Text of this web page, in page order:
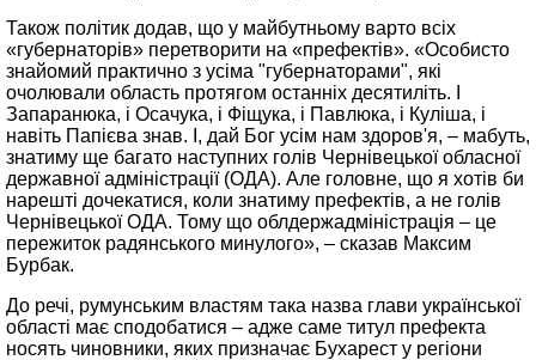
Також політик додав, що у майбутньому варто всіх
«губернаторів» перетворити на «префектів». «Особисто
знайомий практично з усіма "губернаторами", які
очолювали область протягом останніх десятиліть. І
Запаранюка, і Осачука, і Фіщука, і Павлюка, і Куліша, і
навіть Папієва знав. І, дай Бог усім нам здоров'я, – мабуть,
знатиму ще багато наступних голів Чернівецької обласної
державної адміністрації (ОДА). Але головне, що я хотів би
нарешті дочекатися, коли знатиму префектів, а не голів
Чернівецької ОДА. Тому що облдержадміністрація – це
пережиток радянського минулого», – сказав Максим
Бурбак.
До речі, румунським властям така назва глави української
області має сподобатися – адже саме титул префекта
носять чиновники, яких призначає Бухарест у регіони